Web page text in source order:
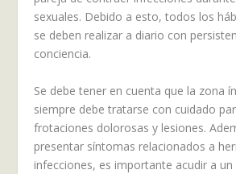
sexuales. Debido a esto, todos los
se deben realizar a diario con
conciencia.
Se debe tener en cuenta que la zona
siempre debe tratarse con cuidado
frotaciones dolorosas y lesiones.
presentar síntomas relacionados a
infecciones, es importante acudir a un